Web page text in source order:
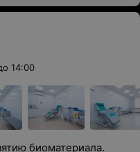
14:00
биоматериала.